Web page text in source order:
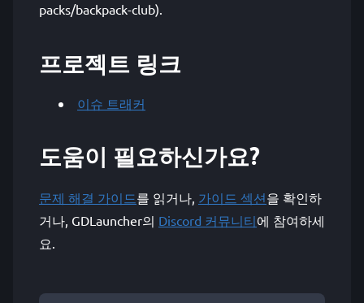
packs/backpack-club).
프로젝트 링크
이슈 트래커
도움이 필요하신가요?
문제 해결 가이드를 읽거나, 가이드 섹션을 확인하
거나, GDLauncher의 Discord 커뮤니티에 참여하세
요.